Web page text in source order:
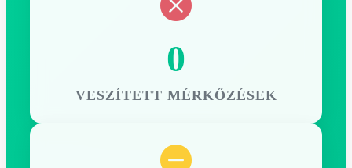
0
VESZÍTETT MÉRKŐZÉSEK